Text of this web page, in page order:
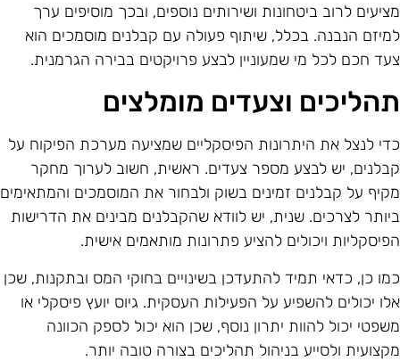
לרוב ביטחונות ושירותים נוספים, ובכך מוסיפים ערך
הנבנה. בכלל, שיתוף פעולה עם קבלנים מוסמכים הוא
חכם לכל מי שמעוניין לבצע פרויקטים בבירה הגרמנית.
וצעדים מומלצים
לנצל את היתרונות הפיסקליים שמציעה מערכת הפיקוח על
יש לבצע מספר צעדים. ראשית, חשוב לערוך מחקר
על קבלנים זמינים בשוק ולבחור את המוסמכים והמתאימים
לצרכים. שנית, יש לוודא שהקבלנים מבינים את הדרישות
ויכולים להציע פתרונות מותאמים אישית.
כן, כדאי תמיד להתעדכן בשינויים בחוקי המס ובתקנות, שכן
יכולים להשפיע על הפעילות העסקית. גיוס יועץ פיסקלי או
יכול להוות יתרון נוסף, שכן הוא יכול לספק הכוונה
ולסייע בניהול תהליכים בצורה טובה יותר.